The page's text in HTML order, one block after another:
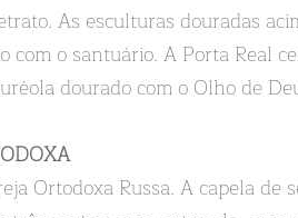
As esculturas douradas
com o santuário. A Porta Real
dourado com o Olho de
Ortodoxa Russa. A capela